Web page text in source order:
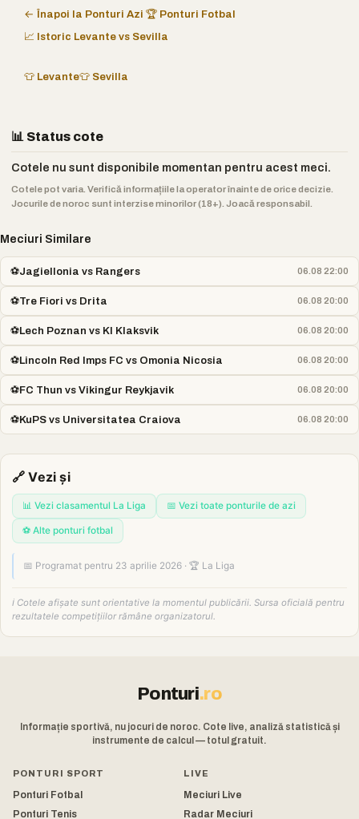
← Înapoi la Ponturi Azi 🏆 Ponturi Fotbal
📈 Istoric Levante vs Sevilla
👕 Levante👕 Sevilla
📊 Status cote
Cotele nu sunt disponibile momentan pentru acest meci.
Cotele pot varia. Verifică informațiile la operator înainte de orice decizie.
Jocurile de noroc sunt interzise minorilor (18+). Joacă responsabil.
Meciuri Similare
⚽Jagiellonia vs Rangers 06.08 22:00
⚽Tre Fiori vs Drita 06.08 20:00
⚽Lech Poznan vs KI Klaksvik 06.08 20:00
⚽Lincoln Red Imps FC vs Omonia Nicosia 06.08 20:00
⚽FC Thun vs Vikingur Reykjavik 06.08 20:00
⚽KuPS vs Universitatea Craiova 06.08 20:00
🔗 Vezi și
📊 Vezi clasamentul La Liga 📅 Vezi toate ponturile de azi
⚽ Alte ponturi fotbal
📅 Programat pentru 23 aprilie 2026 · 🏆 La Liga
ℹ️ Cotele afișate sunt orientative la momentul publicării. Sursa oficială pentru
rezultatele competițiilor rămâne organizatorul.
Ponturi.ro
Informație sportivă, nu jocuri de noroc. Cote live, analiză statistică și
instrumente de calcul — totul gratuit.
PONTURI SPORT
Ponturi Fotbal
Ponturi Tenis
LIVE
Meciuri Live
Radar Meciuri